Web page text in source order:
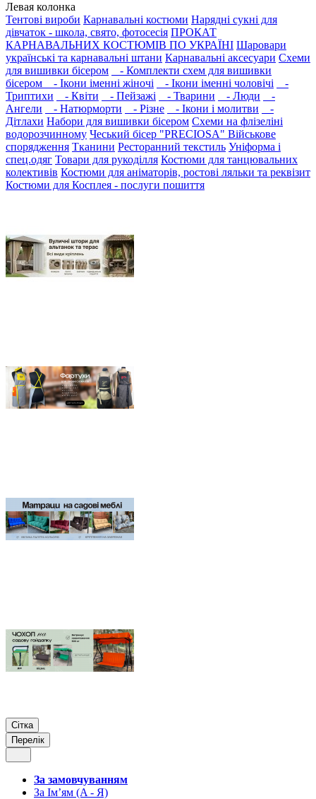
Левая колонка
Тентові вироби Карнавальні костюми Нарядні сукні для
дівчаток - школа, свято, фотосесія ПРОКАТ
КАРНАВАЛЬНИХ КОСТЮМІВ ПО УКРАЇНІ Шаровари
українські та карнавальні штани Карнавальні аксесуари Схеми
для вишивки бісером
- Комплекти схем для вишивки
бісером
- Ікони іменні жіночі - Ікони іменні чоловічі
-
Триптихи
- Квіти - Пейзажі - Тварини - Люди
-
Ангели
- Натюрморти - Різне - Ікони і молитви
-
Дітлахи Набори для вишивки бісером Схеми на флізеліні
водорозчинному Чеський бісер "PRECIOSA" Військове
спорядження Тканини Ресторанний текстиль Уніформа і
спец.одяг Товари для рукоділля Костюми для танцювальних
колективів Костюми для аніматорів, ростові ляльки та реквізит
Костюми для Косплея - послуги пошиття
Сітка
Перелік
За замовчуванням
За Ім’ям (A - Я)